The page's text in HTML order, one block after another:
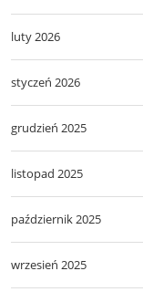
luty 2026
styczeń 2026
grudzień 2025
listopad 2025
październik 2025
wrzesień 2025